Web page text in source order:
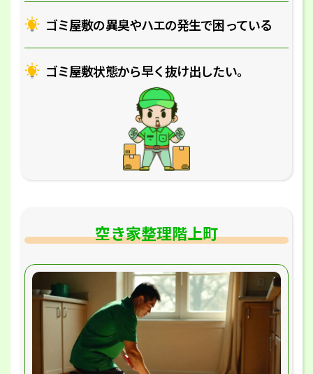
ゴミ屋敷の異臭やハエの発生で困っている
ゴミ屋敷状態から早く抜け出したい｡
空き家整理階上町